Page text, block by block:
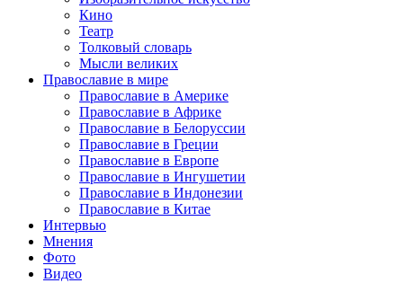
Кино
Театр
Толковый словарь
Мысли великих
Православие в мире
Православие в Америке
Православие в Африке
Православие в Белоруссии
Православие в Греции
Православие в Европе
Православие в Ингушетии
Православие в Индонезии
Православие в Китае
Интервью
Мнения
Фото
Видео